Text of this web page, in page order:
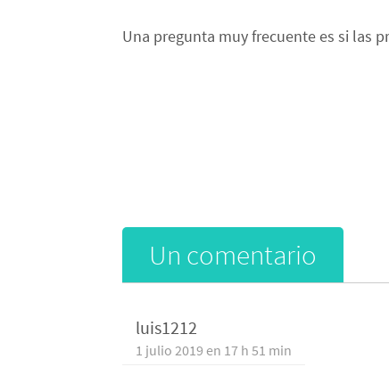
Una pregunta muy frecuente es si las
Un comentario
luis1212
1 julio 2019 en 17 h 51 min